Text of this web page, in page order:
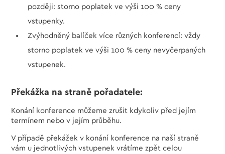
později: storno poplatek ve výši 100 % ceny
vstupenky.
Zvýhodněný balíček více různých konferencí: vždy
storno poplatek ve výši 100 % ceny nevyčerpaných
vstupenek.
Překážka na straně pořadatele:
Konání konference můžeme zrušit kdykoliv před jejím
termínem nebo v jejím průběhu.
V případě překážek v konání konference na naší straně
vám u jednotlivých vstupenek vrátíme zpět celou